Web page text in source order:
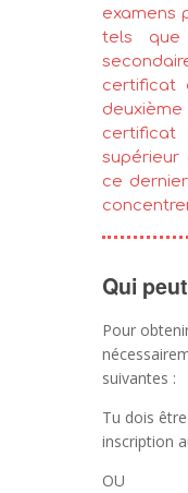
examens
tels que
certificat
certificat
supérieur
ce
Qui
Pour
suivantes :
Tu dois
inscription
OU